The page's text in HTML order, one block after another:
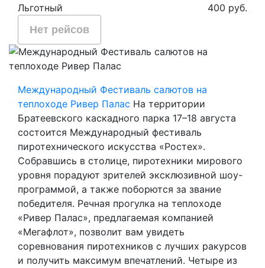
Льготный
400 руб.
Нет рейсов
Международный Фестиваль салютов на
теплоходе Ривер Палас На территории
Братеевского каскадного парка 17–18 августа
состоится Международный фестиваль
пиротехнического искусства «Ростех».
Собравшись в столице, пиротехники мирового
уровня порадуют зрителей эксклюзивной шоу-
программой, а также поборются за звание
победителя. Речная прогулка на теплоходе
«Ривер Палас», предлагаемая компанией
«Мегафлот», позволит вам увидеть
соревнования пиротехников с лучших ракурсов
и получить максимум впечатлений. Четыре из